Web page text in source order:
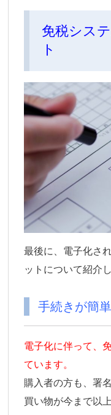
免税シス
ト
最後に、電子化さ
ットについて紹介し
手続きが簡
電子化に伴って、
ています。
購入者の方も、署
買い物が今まで以